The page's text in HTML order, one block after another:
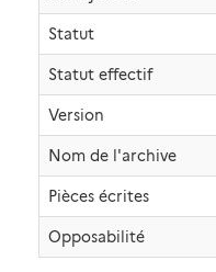
Statut
Statut effectif
Version
Nom de l'archive
Pièces écrites
Opposabilité